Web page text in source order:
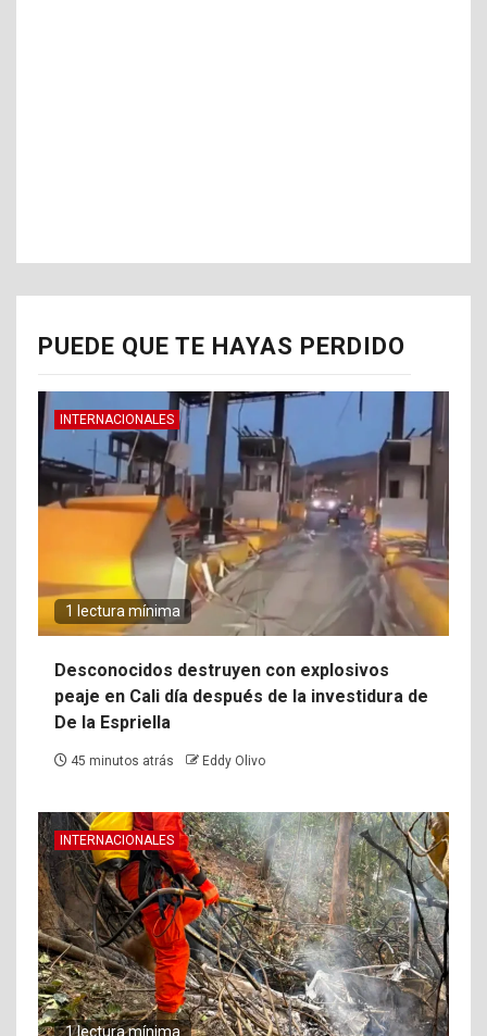
PUEDE QUE TE HAYAS PERDIDO
INTERNACIONALES
1 lectura mínima
Desconocidos destruyen con explosivos
peaje en Cali día después de la investidura de
De la Espriella
45 minutos atrás Eddy Olivo
INTERNACIONALES
1 lectura mínima